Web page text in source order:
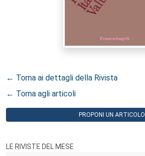
← Torna ai dettagli della Rivista
← Torna agli articoli
PROPONI UN ARTICOLO
LE RIVISTE DEL MESE